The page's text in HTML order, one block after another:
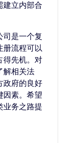
建立内部合
司是一个复
册流程可以
得先机。对
解相关法
政府的良好
因素。希望
业务之路提